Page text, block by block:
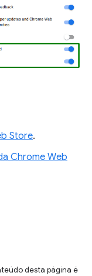
Store.
Chrome Web
desta página é